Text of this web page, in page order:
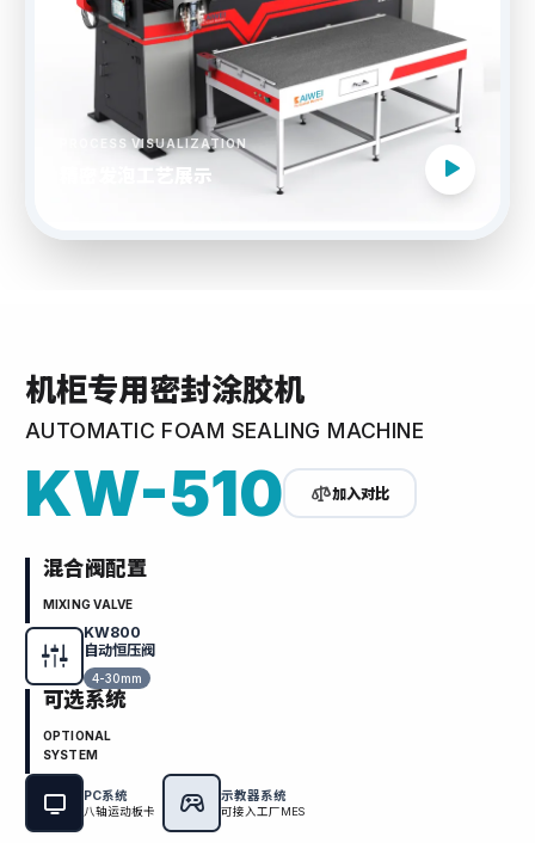
PROCESS VISUALIZATION
精密发泡工艺展示
机柜专用密封涂胶机
AUTOMATIC FOAM SEALING MACHINE
KW-510 加入对比
混合阀配置
MIXING VALVE
KW800
自动恒压阀
4-30mm
可选系统
OPTIONAL
SYSTEM
PC系统
八轴运动板卡
示教器系统
可接入工厂MES